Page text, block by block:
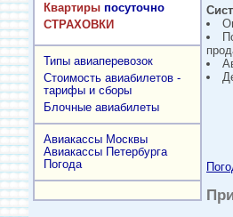
Квартиры посуточно
СТРАХОВКИ
Типы авиаперевозок
Стоимость авиабилетов -
тарифы и сборы
Блочные авиабилеты
Авиакассы Москвы
Авиакассы Петербурга
Погода